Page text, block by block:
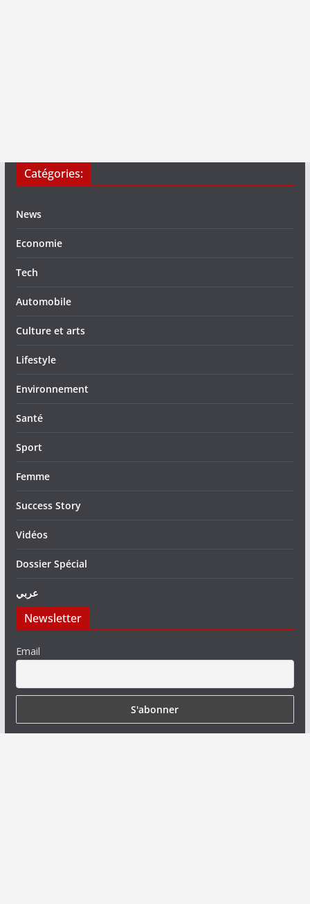
Catégories:
News
Economie
Tech
Automobile
Culture et arts
Lifestyle
Environnement
Santé
Sport
Femme
Success Story
Vidéos
Dossier Spécial
عربي
Newsletter
Email